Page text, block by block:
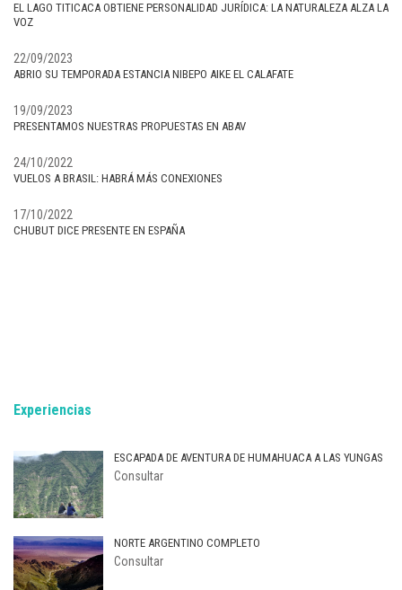
EL LAGO TITICACA OBTIENE PERSONALIDAD JURÍDICA: LA NATURALEZA ALZA LA
VOZ
22/09/2023
ABRIO SU TEMPORADA ESTANCIA NIBEPO AIKE EL CALAFATE
19/09/2023
PRESENTAMOS NUESTRAS PROPUESTAS EN ABAV
24/10/2022
VUELOS A BRASIL: HABRÁ MÁS CONEXIONES
17/10/2022
CHUBUT DICE PRESENTE EN ESPAÑA
Experiencias
ESCAPADA DE AVENTURA DE HUMAHUACA A LAS YUNGAS
Consultar
NORTE ARGENTINO COMPLETO
Consultar